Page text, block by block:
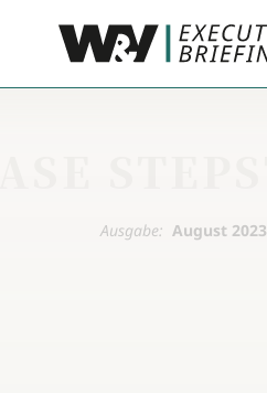
Ausgabe: August 2023